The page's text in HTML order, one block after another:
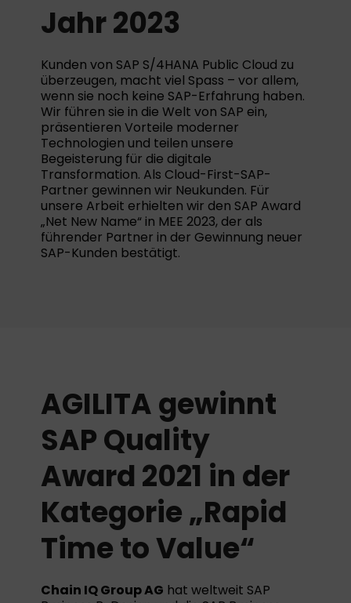
Jahr 2023
Kunden von SAP S/4HANA Public Cloud zu
überzeugen, macht viel Spass – vor allem,
wenn sie noch keine SAP-Erfahrung haben.
Wir führen sie in die Welt von SAP ein,
präsentieren Vorteile moderner
Technologien und teilen unsere
Begeisterung für die digitale
Transformation. Als Cloud-First-SAP-
Partner gewinnen wir Neukunden. Für
unsere Arbeit erhielten wir den SAP Award
„Net New Name“ in MEE 2023, der als
führender Partner in der Gewinnung neuer
SAP-Kunden bestätigt.
AGILITA gewinnt
SAP Quality
Award 2021 in der
Kategorie „Rapid
Time to Value“
Chain IQ Group AG hat weltweit SAP